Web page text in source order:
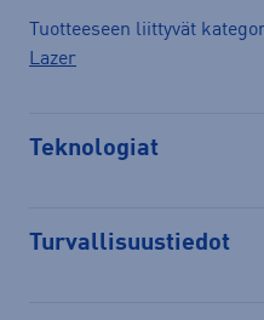
Tuotteeseen liittyvät
Lazer
Teknologiat
Turvallisuustiedot